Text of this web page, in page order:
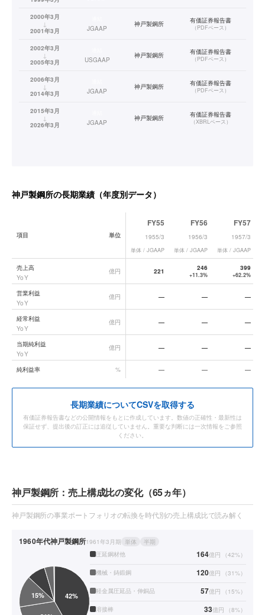
2000年3月
↓
2001年3月
JGAAP
神戸製鋼所 有価証券報告書
（PDFベース）
2002年3月
↓
2005年3月
USGAAP
神戸製鋼所 有価証券報告書
（PDFベース）
2006年3月
↓
2014年3月
JGAAP
神戸製鋼所 有価証券報告書
（PDFベース）
2015年3月
↓
2026年3月
JGAAP
神戸製鋼所 有価証券報告書
（XBRLベース）
神戸製鋼所の長期業績（年度別データ）
神戸製鋼所
項目 単位
FY55
1955/3
単体 / JGAAP
FY56
1956/3
単体 / JGAAP
FY57
1957/3
単体 / JGAAP
売上高
YoY
億円 221 246
+11.3%
399
+62.2%
営業利益
YoY
億円 — — —
経常利益
YoY
億円 — — —
当期純利益
YoY
億円 — — —
純利益率 % — — —
長期業績についてCSVを取得する
有価証券報告書などの公開情報をもとに作成しています。数値の正確性・最新性は
保証せず、提出後の訂正には追従していません。重要な判断には一次情報をご参照
ください。
神戸製鋼所：売上構成比の変化（65ヵ年）
神戸製鋼所の事業ポートフォリオの転換を時代別の売上構成比で読み解く
1960年代神戸製鋼所1961年3月期 単体
半期
圧延鋼材他
164億円 （42%）
機械・鋳鍛鋼 120億円 （31%）
軽金属圧延品・伸銅品 57億円 （ 15%）
溶接棒 33億円 （8%）